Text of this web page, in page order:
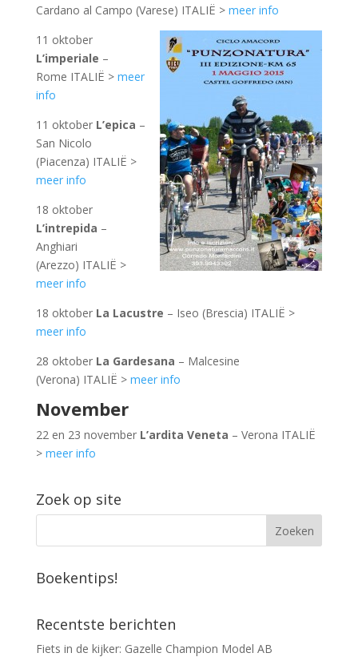
Cardano al Campo (Varese) ITALIË > meer info
11 oktober
L’imperiale –
Rome ITALIË > meer
info
11 oktober L’epica –
San Nicolo
(Piacenza) ITALIË >
meer info
18 oktober
L’intrepida –
Anghiari
(Arezzo) ITALIË >
meer info
18 oktober La Lacustre – Iseo (Brescia) ITALIË >
meer info
28 oktober La Gardesana – Malcesine
(Verona) ITALIË > meer info
November
22 en 23 november L’ardita Veneta – Verona ITALIË
> meer info
Zoek op site
Boekentips!
Recentste berichten
Fiets in de kijker: Gazelle Champion Model AB